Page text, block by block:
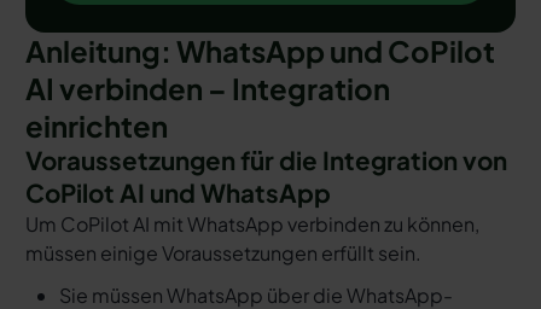
Anleitung: WhatsApp und CoPilot
AI verbinden – Integration
einrichten
Voraussetzungen für die Integration von
CoPilot AI und WhatsApp
Um CoPilot AI mit WhatsApp verbinden zu können,
müssen einige Voraussetzungen erfüllt sein.
Sie müssen WhatsApp über die WhatsApp-